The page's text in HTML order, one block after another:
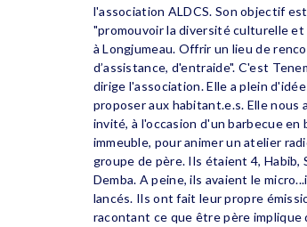
l'association ALDCS. Son objectif
"promouvoir la diversité culturelle et
à Longjumeau. Offrir un lieu de
d’assistance, d'entraide". C'est
dirige l'association. Elle a plein
proposer aux habitant.e.s. Elle nous
invité, à l'occasion d'un barbecue en
immeuble, pour animer un atelier
groupe de père. Ils étaient 4, Habib,
Demba. A peine, ils avaient le
lancés. Ils ont fait leur propre
racontant ce que être père implique